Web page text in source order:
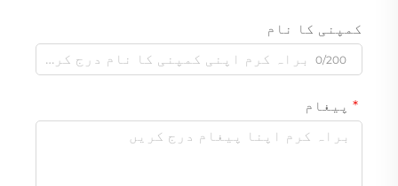
کمپنی کا نام
0/200
پیغام